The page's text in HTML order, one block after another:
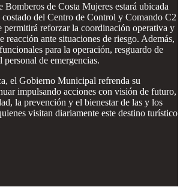
Bomberos de Costa Mujeres estará ubicada
costado del Centro de Control y Comando C2
permitirá reforzar la coordinación operativa y
reacción ante situaciones de riesgo. Además,
para la operación, resguardo de
personal de emergencias.
el Gobierno Municipal refrenda su
impulsando acciones con visión de futuro,
la prevención y el bienestar de las y los
visitan diariamente este destino turístico